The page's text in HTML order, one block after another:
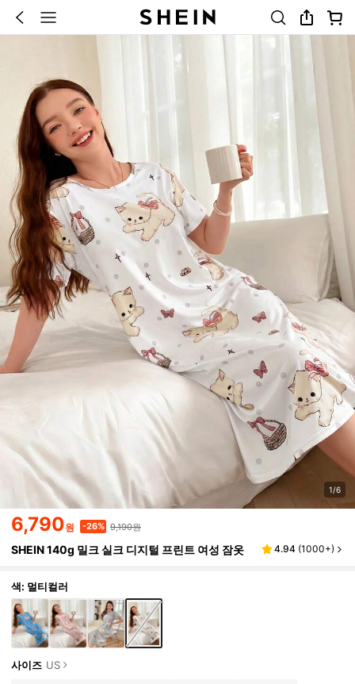
1/6
6,790원 -26% 9,190원
SHEIN 140g 밀크 실크 디지털 프린트 여성 잠옷 4.94 (1000+)
색: 멀티컬러
사이즈 US